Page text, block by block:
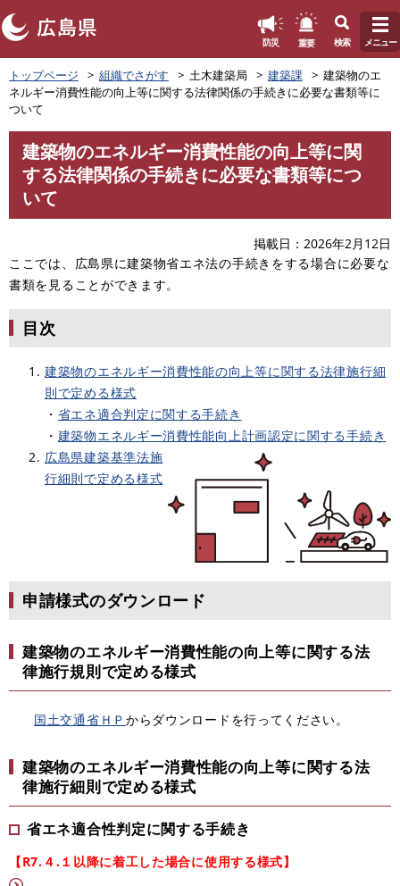
ペ
ー
ジ
防災 重要 検索 メニュー
トップページ 組織でさがす 土木建築局 建築課
建築物のエ
ネルギー消費性能の向上等に関する法律関係の手続きに必要な書類等に
ついて
建築物のエネルギー消費性能の向上等に関
する法律関係の手続きに必要な書類等につ
いて
掲載日
2026年2月12日
ここでは、広島県に建築物省エネ法の手続きをする場合に必要な
書類を見ることができます。
目次
建築物のエネルギー消費性能の向上等に関する法律施行細
則で定める様式​
・ 省エネ適合判定に関する手続き​
・ 建築物エネルギー消費性能向上計画認定に関する手続き​
広島県建築基準法施
行細則で定める様式​
申請様式のダウンロード
建築物のエネルギー消費性能の向上等に関する法
律施行規則で定める様式
国土交通省ＨＰ からダウンロードを行ってください。
建築物のエネルギー消費性能の向上等に関する法
律施行細則で定める様式
省エネ適合性判定に関する手続き
【R7.４.１以降に着工した場合に使用する様式】